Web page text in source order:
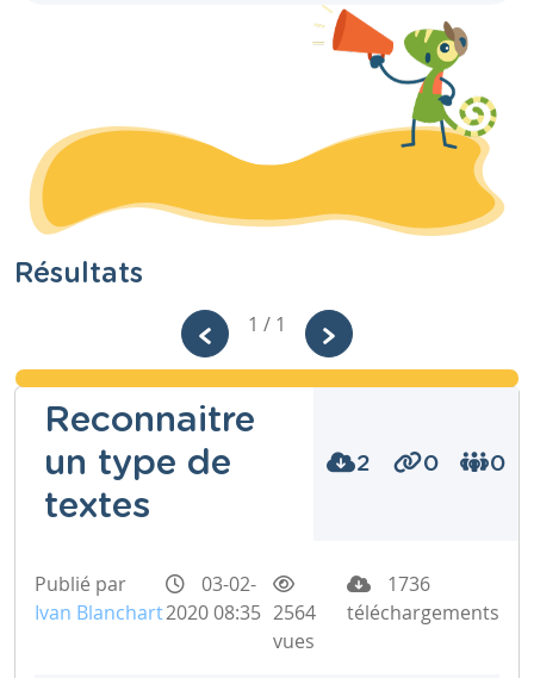
Résultats
1 / 1
Reconnaitre
un type de
textes
2 0 0
Publié par
Ivan Blanchart
03-02-
2020 08:35 2564
vues
1736
téléchargements